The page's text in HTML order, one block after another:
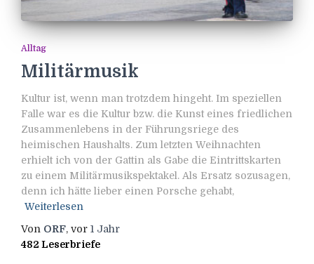
Alltag
Militärmusik
Kultur ist, wenn man trotzdem hingeht. Im speziellen
Falle war es die Kultur bzw. die Kunst eines friedlichen
Zusammenlebens in der Führungsriege des
heimischen Haushalts. Zum letzten Weihnachten
erhielt ich von der Gattin als Gabe die Eintrittskarten
zu einem Militärmusikspektakel. Als Ersatz sozusagen,
denn ich hätte lieber einen Porsche gehabt,
Weiterlesen
Von ORF, vor 1 Jahr
482 Leserbriefe